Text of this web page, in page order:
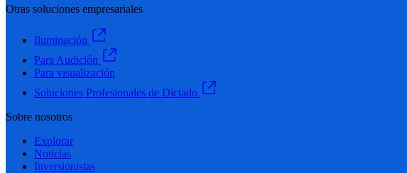
Otras soluciones empresariales
Iluminación
Para Audición
Para visualización
Soluciones Profesionales de Dictado
Sobre nosotros
Explorar
Noticias
Inversionistas